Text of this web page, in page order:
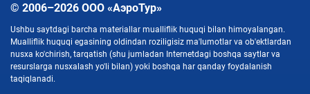
© 2006–2026 ООО «АэроТур»
Ushbu saytdagi barcha materiallar mualliflik huquqi bilan himoyalangan.
Mualliflik huquqi egasining oldindan roziligisiz ma'lumotlar va ob'ektlardan
nusxa ko'chirish, tarqatish (shu jumladan Internetdagi boshqa saytlar va
resurslarga nusxalash yo'li bilan) yoki boshqa har qanday foydalanish
taqiqlanadi.